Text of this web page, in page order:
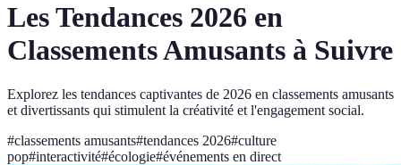
Les Tendances 2026 en
Classements Amusants à Suivre
Explorez les tendances captivantes de 2026 en classements amusants
et divertissants qui stimulent la créativité et l'engagement social.
#classements amusants#tendances 2026#culture
pop#interactivité#écologie#événements en direct